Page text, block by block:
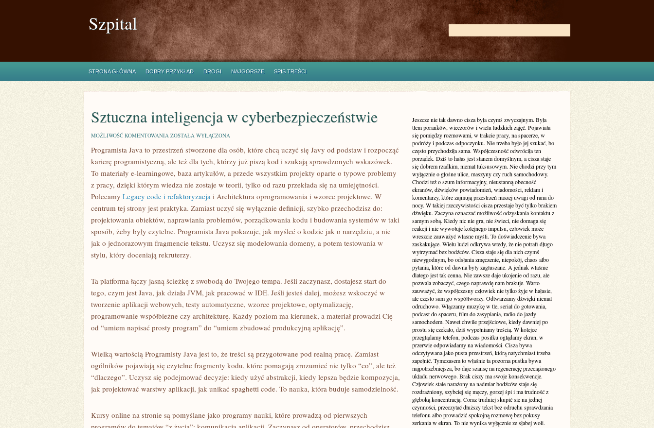
Szpital
STRONA GŁÓWNA DOBRY PRZYKŁAD DROGI NAJGORSZE SPIS TREŚCI
Sztuczna inteligencja w cyberbezpieczeństwie
MOŻLIWOŚĆ KOMENTOWANIA SZTUCZNA
W
ZOSTAŁA WYŁĄCZONA
Programista Java to przestrzeń stworzone dla osób, które chcą uczyć się Javy od podstaw i rozpocząć
karierę programistyczną, ale też dla tych, którzy już piszą kod i szukają sprawdzonych wskazówek.
To materiały e-learningowe, baza artykułów, a przede wszystkim projekty oparte o typowe problemy
z pracy, dzięki którym wiedza nie zostaje w teorii, tylko od razu przekłada się na umiejętności.
Polecamy Legacy code i refaktoryzacja i Architektura oprogramowania i wzorce projektowe. W
centrum tej strony jest praktyka. Zamiast uczyć się wyłącznie definicji, szybko przechodzisz do:
projektowania obiektów, naprawiania problemów, porządkowania kodu i budowania systemów w taki
sposób, żeby były czytelne. Programista Java pokazuje, jak myśleć o kodzie jak o narzędziu, a nie
jak o jednorazowym fragmencie tekstu. Uczysz się modelowania domeny, a potem testowania w
stylu, który doceniają rekruterzy.
Ta platforma łączy jasną ścieżkę z swobodą do Twojego tempa. Jeśli zaczynasz, dostajesz start do
tego, czym jest Java, jak działa JVM, jak pracować w IDE. Jeśli jesteś dalej, możesz wskoczyć w
tworzenie aplikacji webowych, testy automatyczne, wzorce projektowe, optymalizację,
programowanie współbieżne czy architekturę. Każdy poziom ma kierunek, a materiał prowadzi Cię
od “umiem napisać prosty program” do “umiem zbudować produkcyjną aplikację”.
Wielką wartością Programisty Java jest to, że treści są przygotowane pod realną pracę. Zamiast
ogólników pojawiają się czytelne fragmenty kodu, które pomagają zrozumieć nie tylko “co”, ale też
“dlaczego”. Uczysz się podejmować decyzje: kiedy użyć abstrakcji, kiedy lepsza będzie kompozycja,
jak projektować warstwy aplikacji, jak unikać spaghetti code. To nauka, która buduje samodzielność.
Kursy online na stronie są pomyślane jako programy nauki, które prowadzą od pierwszych
Jeszcze nie tak dawno cisza była czymś zwyczajnym. Była
tłem poranków, wieczorów i wielu ludzkich zajęć. Pojawiała
się pomiędzy rozmowami, w trakcie pracy, na spacerze, w
podróży i podczas odpoczynku. Nie trzeba było jej szukać, bo
często przychodziła sama. Współczesność odwróciła ten
porządek. Dziś to hałas jest stanem domyślnym, a cisza staje
się dobrem rzadkim, niemal luksusowym. Nie chodzi przy tym
wyłącznie o głośne ulice, maszyny czy ruch samochodowy.
Chodzi też o szum informacyjny, nieustanną obecność
ekranów, dźwięków powiadomień, wiadomości, reklam i
komentarzy, które zajmują przestrzeń naszej uwagi od rana do
nocy. W takiej rzeczywistości cisza przestaje być tylko brakiem
dźwięku. Zaczyna oznaczać możliwość odzyskania kontaktu z
samym sobą. Kiedy nic nie gra, nie świeci, nie domaga się
reakcji i nie wywołuje kolejnego impulsu, człowiek może
wreszcie zauważyć własne myśli. To doświadczenie bywa
zaskakujące. Wielu ludzi odkrywa wtedy, że nie potrafi długo
wytrzymać bez bodźców. Cisza staje się dla nich czymś
niewygodnym, bo odsłania zmęczenie, niepokój, chaos albo
pytania, które od dawna były zagłuszane. A jednak właśnie
dlatego jest tak cenna. Nie zawsze daje ukojenie od razu, ale
pozwala zobaczyć, czego naprawdę nam brakuje. Warto
zauważyć, że współczesny człowiek nie tylko żyje w hałasie,
ale często sam go współtworzy. Odtwarzamy dźwięki niemal
odruchowo. Włączamy muzykę w tle, serial do gotowania,
podcast do spaceru, film do zasypiania, radio do jazdy
samochodem. Nawet chwile przejściowe, kiedy dawniej po
prostu się czekało, dziś wypełniamy treścią. W kolejce
przeglądamy telefon, podczas posiłku oglądamy ekran, w
przerwie odpowiadamy na wiadomości. Cisza bywa
odczytywana jako pusta przestrzeń, którą natychmiast trzeba
zapełnić. Tymczasem to właśnie ta pozorna pustka bywa
najpotrzebniejsza, bo daje szansę na regenerację przeciążonego
układu nerwowego. Brak ciszy ma swoje konsekwencje.
Człowiek stale narażony na nadmiar bodźców staje się
rozdrażniony, szybciej się męczy, gorzej śpi i ma trudność z
głęboką koncentracją. Coraz trudniej skupić się na jednej
czynności, przeczytać dłuższy tekst bez odruchu sprawdzania
telefonu albo prowadzić spokojną rozmowę bez pokusy
zerkania w ekran. To nie wynika wyłącznie ze słabej woli.